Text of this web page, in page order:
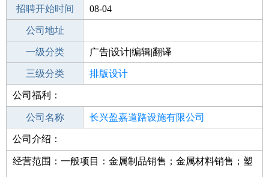
公司电话
招聘开始时间 08-04
招聘结束时间
公司地址
一级分类 广告|设计|编辑|翻译
二级分类 编辑/出版
三级分类 排版设计
其他行业
公司福利：
公司名称 长兴盈嘉道路设施有限公司
公司类型
公司介绍：
经营范围：一般项目：金属制品销售；金属材料销售；塑